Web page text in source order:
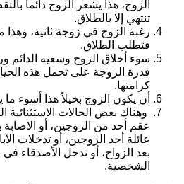
الزوج، هذا يشعر الزوج دائما
تنتهي إلا بالطلاق.
رغبة الزوج في زوجة ثانية، وهذا ما
فتطلب الطلاق.
سوء أخلاق الزوج وسعيه الدائم
قدرة الزوجة على تحمل هذه
كرامتها.
أن يكون الزوج بخيلاً هذا أسوء ما
وهناك بعض الحالات الاستثنائية
عقم أحد من الزوجين، أو
عائلة أحد الزوجين، أو تدخلات
بعد الزواج، أو تدخل الأصدقاء
الشخصية.